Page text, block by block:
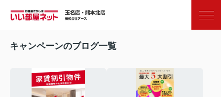
キャンペーンのブログ一覧